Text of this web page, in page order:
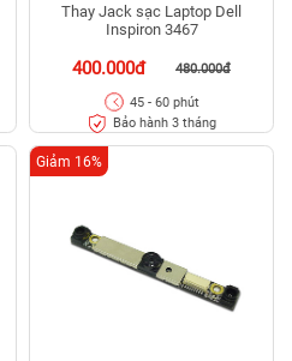
Thay Jack sạc Laptop Dell
Inspiron 3467
400.000đ 480.000đ
45 - 60 phút
Bảo hành 3 tháng
Giảm 16%